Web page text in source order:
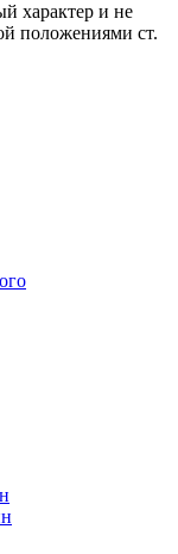
характер и не
положениями ст.